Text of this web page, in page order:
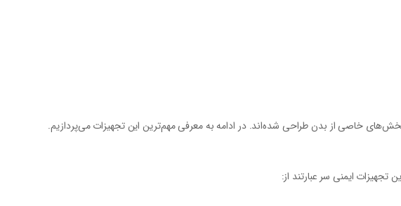
خاصی از بدن طراحی شده‌اند. در ادامه به معرفی مهم‌ترین این تجهیزات می‌پردازیم.
ایمنی سر عبارتند از: